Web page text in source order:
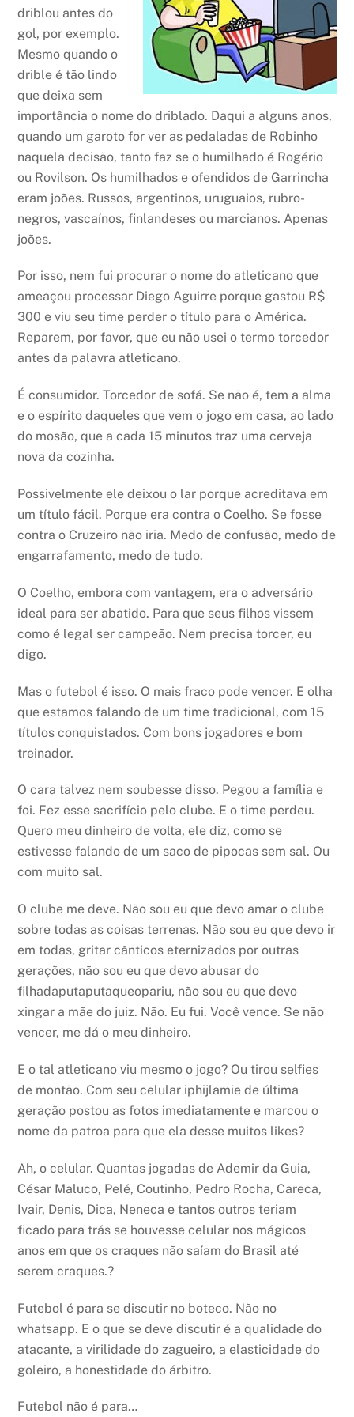
driblou antes do
gol, por exemplo.
Mesmo quando o
drible é tão lindo
que deixa sem
importância o nome do driblado. Daqui a alguns anos,
quando um garoto for ver as pedaladas de Robinho
naquela decisão, tanto faz se o humilhado é Rogério
ou Rovilson. Os humilhados e ofendidos de Garrincha
eram joões. Russos, argentinos, uruguaios, rubro-
negros, vascaínos, finlandeses ou marcianos. Apenas
joões.
Por isso, nem fui procurar o nome do atleticano que
ameaçou processar Diego Aguirre porque gastou R$
300 e viu seu time perder o título para o América.
Reparem, por favor, que eu não usei o termo torcedor
antes da palavra atleticano.
É consumidor. Torcedor de sofá. Se não é, tem a alma
e o espírito daqueles que vem o jogo em casa, ao lado
do mosão, que a cada 15 minutos traz uma cerveja
nova da cozinha.
Possivelmente ele deixou o lar porque acreditava em
um título fácil. Porque era contra o Coelho. Se fosse
contra o Cruzeiro não iria. Medo de confusão, medo de
engarrafamento, medo de tudo.
O Coelho, embora com vantagem, era o adversário
ideal para ser abatido. Para que seus filhos vissem
como é legal ser campeão. Nem precisa torcer, eu
digo.
Mas o futebol é isso. O mais fraco pode vencer. E olha
que estamos falando de um time tradicional, com 15
títulos conquistados. Com bons jogadores e bom
treinador.
O cara talvez nem soubesse disso. Pegou a família e
foi. Fez esse sacrifício pelo clube. E o time perdeu.
Quero meu dinheiro de volta, ele diz, como se
estivesse falando de um saco de pipocas sem sal. Ou
com muito sal.
O clube me deve. Não sou eu que devo amar o clube
sobre todas as coisas terrenas. Não sou eu que devo ir
em todas, gritar cânticos eternizados por outras
gerações, não sou eu que devo abusar do
filhadaputaputaqueopariu, não sou eu que devo
xingar a mãe do juiz. Não. Eu fui. Você vence. Se não
vencer, me dá o meu dinheiro.
E o tal atleticano viu mesmo o jogo? Ou tirou selfies
de montão. Com seu celular iphijlamie de última
geração postou as fotos imediatamente e marcou o
nome da patroa para que ela desse muitos likes?
Ah, o celular. Quantas jogadas de Ademir da Guia,
César Maluco, Pelé, Coutinho, Pedro Rocha, Careca,
Ivair, Denis, Dica, Neneca e tantos outros teriam
ficado para trás se houvesse celular nos mágicos
anos em que os craques não saíam do Brasil até
serem craques.?
Futebol é para se discutir no boteco. Não no
whatsapp. E o que se deve discutir é a qualidade do
atacante, a virilidade do zagueiro, a elasticidade do
goleiro, a honestidade do árbitro.
Futebol não é para…